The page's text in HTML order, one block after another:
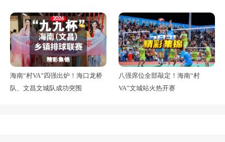
海南“村VA”四强出炉！海口龙桥
队、文昌文城队成功突围
八强席位全部敲定！海南“村
VA”文城站火热开赛